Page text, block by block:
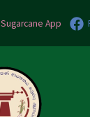
Sugarcane App